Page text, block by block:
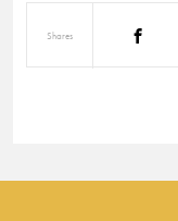
Shares